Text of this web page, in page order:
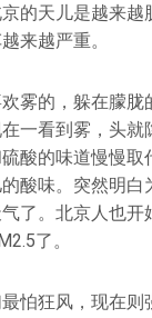
的天儿是越来越
来越严重。
雾的，躲在朦胧
一看到雾，头就
酸的味道慢慢取
酸味。突然明白
了。北京人也开
了。
怕狂风，现在则